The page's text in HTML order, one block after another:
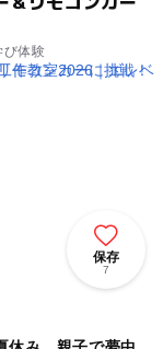
び体験
保存
7